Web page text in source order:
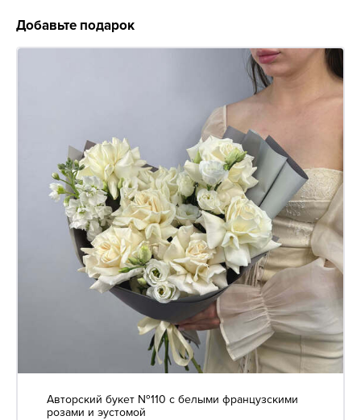
Добавьте подарок
Авторский букет №110 с белыми французскими
розами и эустомой